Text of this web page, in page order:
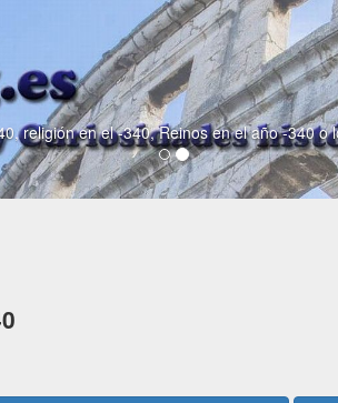
religión en el -340, Reinos en el año -340 o